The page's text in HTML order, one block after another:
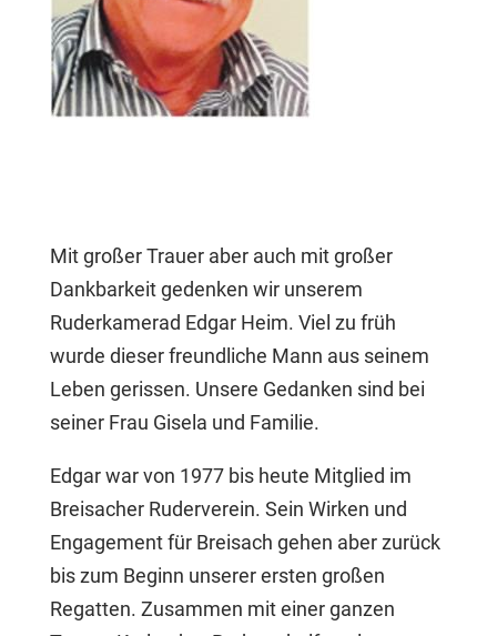
Mit großer Trauer aber auch mit großer
Dankbarkeit gedenken wir unserem
Ruderkamerad Edgar Heim. Viel zu früh
wurde dieser freundliche Mann aus seinem
Leben gerissen. Unsere Gedanken sind bei
seiner Frau Gisela und Familie.
Edgar war von 1977 bis heute Mitglied im
Breisacher Ruderverein. Sein Wirken und
Engagement für Breisach gehen aber zurück
bis zum Beginn unserer ersten großen
Regatten. Zusammen mit einer ganzen